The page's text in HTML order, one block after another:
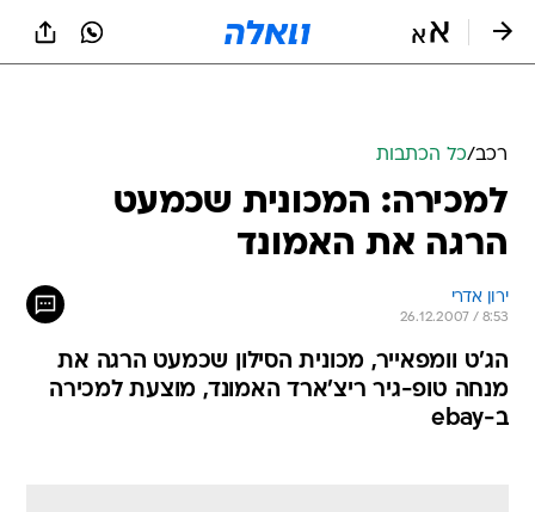
רכב/כל הכתבות
למכירה: המכונית שכמעט
הרגה את האמונד
ירון אדרי
26.12.2007 / 8:53
הג'ט וומפאייר, מכונית הסילון שכמעט הרגה את
מנחה טופ-גיר ריצ'ארד האמונד, מוצעת למכירה
ב-ebay